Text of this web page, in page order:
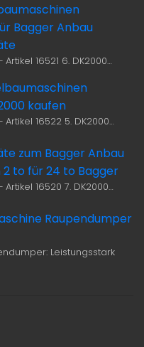
Bagger Anbau
16521 6. DK2000…
kaufen
16522 5. DK2000…
zum Bagger Anbau
2 to für 24 to Bagger
16520 7. DK2000…
Raupendumper
Leistungsstark